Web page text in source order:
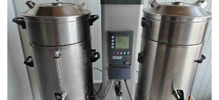
afbeeldingen-
gallerij